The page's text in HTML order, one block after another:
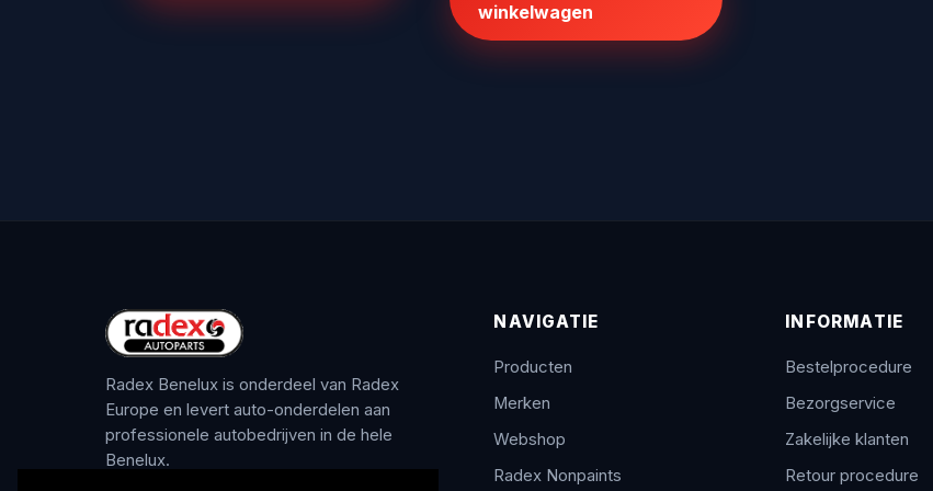
winkelwagen
Radex Benelux is onderdeel van Radex
Europe en levert auto-onderdelen aan
professionele autobedrijven in de hele
Benelux.
NAVIGATIE
Producten
Merken
Webshop
Radex Nonpaints
INFORMATIE
Bestelprocedure
Bezorgservice
Zakelijke klanten
Retour procedure